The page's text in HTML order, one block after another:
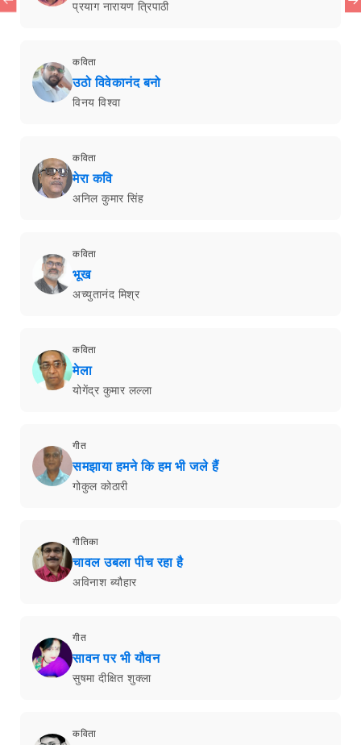
प्रयाग नारायण त्रिपाठी
कविता
उठो विवेकानंद बनो
विनय विश्वा
कविता
मेरा कवि
अनिल कुमार सिंह
कविता
भूख
अच्युतानंद मिश्र
कविता
मेला
योगेंद्र कुमार लल्ला
गीत
समझाया हमने कि हम भी जले हैं
गोकुल कोठारी
गीतिका
चावल उबला पीच रहा है
अविनाश ब्यौहार
गीत
सावन पर भी यौवन
सुषमा दीक्षित शुक्ला
कविता